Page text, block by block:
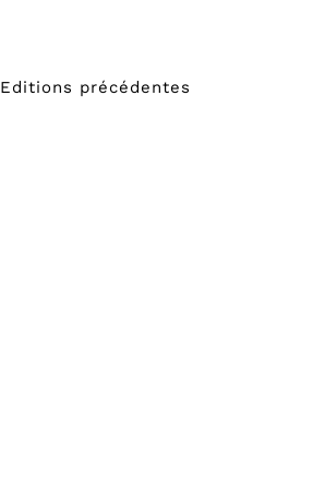
Editions précédentes